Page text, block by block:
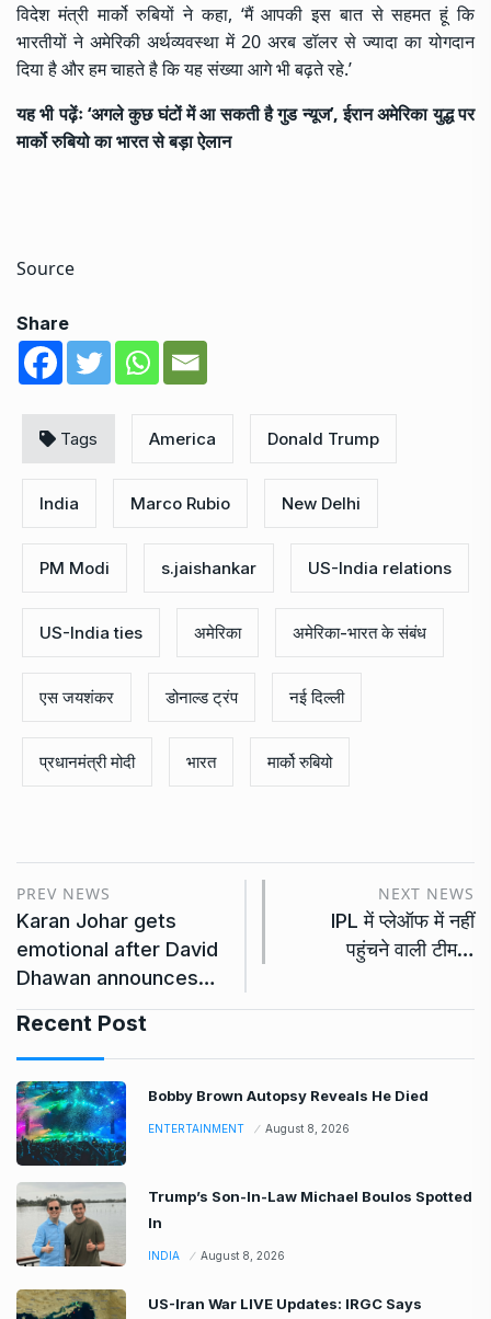
विदेश मंत्री मार्को रुबियों ने कहा, ‘मैं आपकी इस बात से सहमत हूं कि
भारतीयों ने अमेरिकी अर्थव्यवस्था में 20 अरब डॉलर से ज्यादा का योगदान
दिया है और हम चाहते है कि यह संख्या आगे भी बढ़ते रहे.’
यह भी पढ़ेंः‘अगले कुछ घंटों में आ सकती है गुड न्यूज’, ईरान अमेरिका युद्ध पर
मार्को रुबियो का भारत से बड़ा ऐलान
Source
Share
Tags America Donald Trump
India Marco Rubio New Delhi
PM Modi s.jaishankar US-India relations
US-India ties अमेरिका अमेरिका-भारत के संबंध
एस जयशंकर डोनाल्ड ट्रंप नई दिल्ली
प्रधानमंत्री मोदी भारत मार्को रुबियो
PREV NEWS
Karan Johar gets
emotional after David
Dhawan announces…
NEXT NEWS
IPL में प्लेऑफ में नहीं
पहुंचने वाली टीम…
Recent Post
Bobby Brown Autopsy Reveals He Died
ENTERTAINMENT August 8, 2026
Trump’s Son-In-Law Michael Boulos Spotted
In
INDIA August 8, 2026
US-Iran War LIVE Updates: IRGC Says